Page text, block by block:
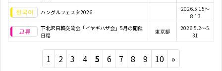
ハングルフェスタ2026
2026.5.15～
8.13
下北沢日韓交流会「イヤギハザ会」5月の開催
日程
東京都
2026.5.2～5.
31
1 2 3 4 5 6 7 8 9 10 »